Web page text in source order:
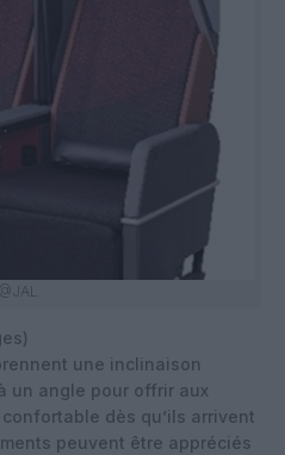
@JAL
une inclinaison
un angle pour offrir aux
dès qu’ils arrivent
peuvent être appréciés